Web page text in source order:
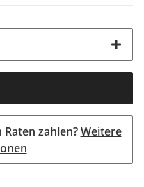
zahlen?Weitere